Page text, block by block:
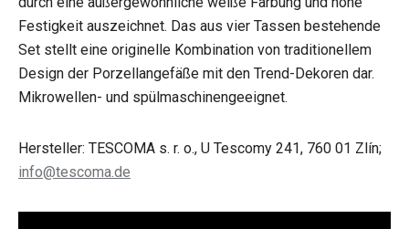
Festigkeit auszeichnet. Das aus vier Tassen bestehende
Set stellt eine originelle Kombination von traditionellem
Design der Porzellangefäße mit den Trend-Dekoren dar.
Mikrowellen- und spülmaschinengeeignet.
Hersteller: TESCOMA s. r. o., U Tescomy 241, 760 01 Zlín;
info@tescoma.de